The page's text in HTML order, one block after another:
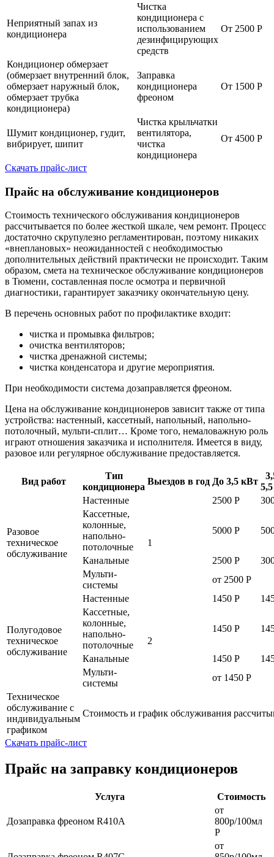
Неприятный запах из
кондиционера
Чистка
кондиционера с
использованием
дезинфицирующих
средств
От 2500 Р
Кондиционер обмерзает
(обмерзает внутренний блок,
обмерзает наружный блок,
обмерзает трубка
кондиционера)
Заправка
кондиционера
фреоном
От 1500 Р
Шумит кондиционер, гудит,
вибрирует, шипит
Чистка крыльчатки
вентилятора,
чистка
кондиционера
От 4500 Р
Скачать прайс-лист
Прайс на обслуживание кондиционеров
Стоимость технического обслуживания кондиционеров
рассчитывается по более жесткой шкале, чем ремонт. Процесс
достаточно скрупулезно регламентирован, поэтому никаких
«внеплановых» неожиданностей с необходимостью
дополнительных действий практически не происходит. Таким
образом, смета на техническое обслуживание кондиционеров
в Тюмени, составленная после осмотра и первичной
диагностики, гарантирует заказчику окончательную цену.
В перечень основных работ по профилактике входит:
чистка и промывка фильтров;
очистка вентиляторов;
чистка дренажной системы;
чистка конденсатора и другие мероприятия.
При необходимости система дозаправляется фреоном.
Цена на обслуживание кондиционеров зависит также от типа
устройства: настенный, кассетный, напольный, напольно-
потолочный, мульти-сплит… Кроме того, немаловажную роль
играют отношения заказчика и исполнителя. Имеется в виду,
разовое или регулярное обслуживание предоставляется.
Вид работ
Тип
кондиционера
Выездов в год До 3,5 кВт
Разовое
техническое
обслуживание
Настенные
1
2500 Р
Кассетные,
колонные,
напольно-
потолочные
5000 Р
Канальные 2500 Р
Мульти-
системы
от 2500 Р
Полугодовое
техническое
обслуживание
Настенные
2
1450 Р
Кассетные,
колонные,
напольно-
потолочные
1450 Р
Канальные 1450 Р
Мульти-
системы
от 1450 Р
Техническое
обслуживание с
индивидуальным
графиком
Стоимость и график обслуживания
Скачать прайс-лист
Прайс на заправку кондиционеров
Услуга Стоимость
Дозаправка фреоном R410A
от
800р/100мл
Р
от